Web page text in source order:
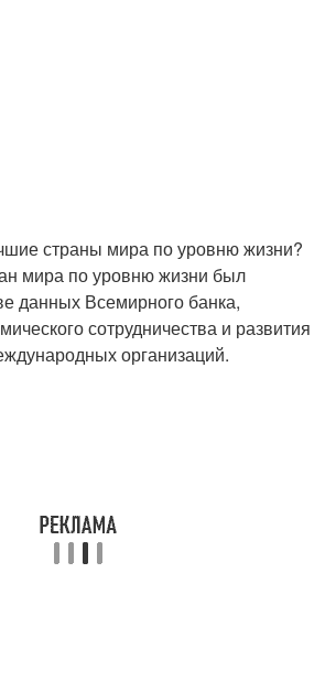
страны мира по уровню жизни?
мира по уровню жизни был
данных Всемирного банка,
сотрудничества и развития
организаций.